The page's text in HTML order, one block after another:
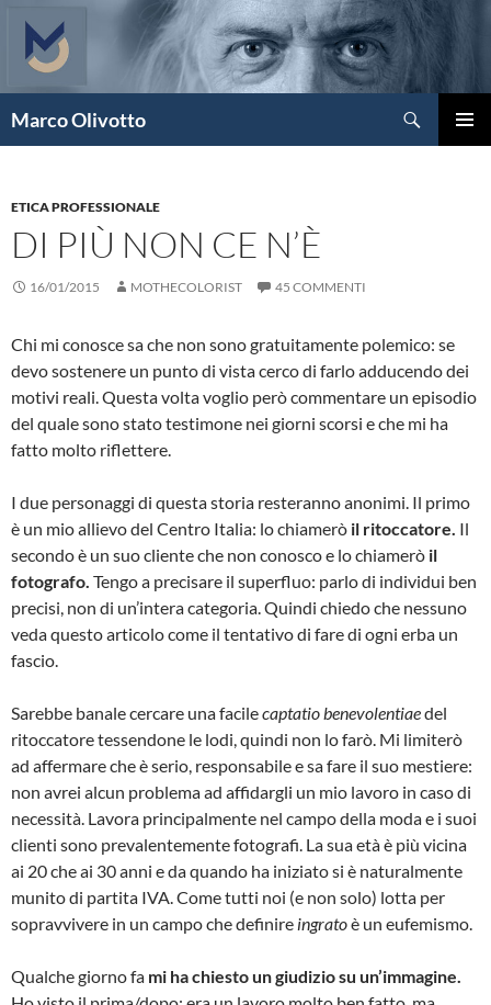
contenuto
Marco Olivotto
ETICA PROFESSIONALE
DI PIÙ NON CE N’È
16/01/2015 MOTHECOLORIST 45 COMMENTI
Chi mi conosce sa che non sono gratuitamente polemico: se
devo sostenere un punto di vista cerco di farlo adducendo dei
motivi reali. Questa volta voglio però commentare un episodio
del quale sono stato testimone nei giorni scorsi e che mi ha
fatto molto riflettere.
I due personaggi di questa storia resteranno anonimi. Il primo
è un mio allievo del Centro Italia: lo chiamerò il ritoccatore. Il
secondo è un suo cliente che non conosco e lo chiamerò il
fotografo. Tengo a precisare il superfluo: parlo di individui ben
precisi, non di un’intera categoria. Quindi chiedo che nessuno
veda questo articolo come il tentativo di fare di ogni erba un
fascio.
Sarebbe banale cercare una facilecaptatio benevolentiaedel
ritoccatore tessendone le lodi, quindi non lo farò. Mi limiterò
ad affermare che è serio, responsabile e sa fare il suo mestiere:
non avrei alcun problema ad affidargli un mio lavoro in caso di
necessità. Lavora principalmente nel campo della moda e i suoi
clienti sono prevalentemente fotografi. La sua età è più vicina
ai 20 che ai 30 anni e da quando ha iniziato si è naturalmente
munito di partita IVA. Come tutti noi (e non solo) lotta per
sopravvivere in un campo che definire ingratoè un eufemismo.
Qualche giorno fa mi ha chiesto un giudizio su un’immagine.